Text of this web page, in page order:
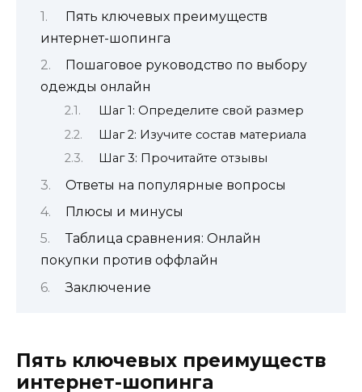
Пять ключевых преимуществ
интернет-шопинга
Пошаговое руководство по выбору
одежды онлайн
Шаг 1: Определите свой размер
Шаг 2: Изучите состав материала
Шаг 3: Прочитайте отзывы
Ответы на популярные вопросы
Плюсы и минусы
Таблица сравнения: Онлайн
покупки против оффлайн
Заключение
Пять ключевых преимуществ
интернет-шопинга